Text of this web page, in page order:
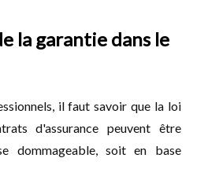
la garantie dans le
il faut savoir que la loi
d'assurance peuvent être
dommageable, soit en base